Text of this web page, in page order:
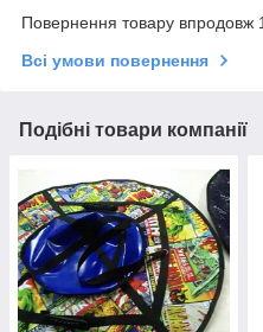
Повернення товару впродовж
Всі умови повернення
Подібні товари компанії